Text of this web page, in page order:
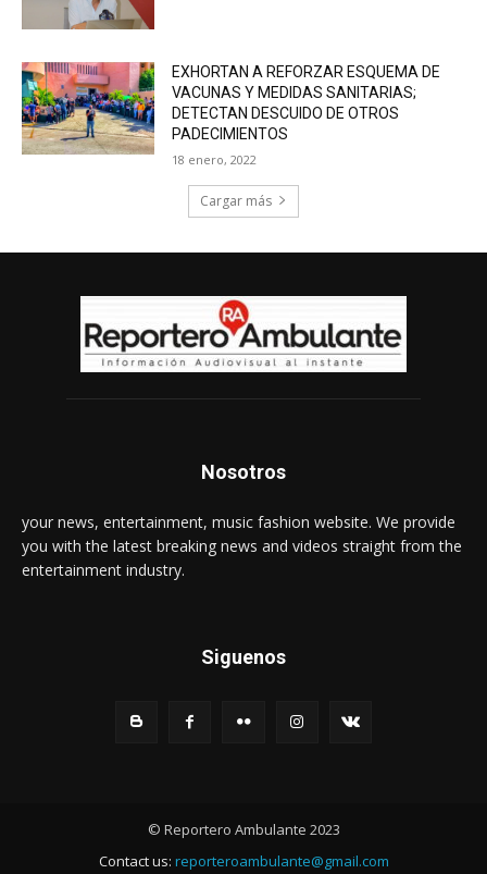
EXHORTAN A REFORZAR ESQUEMA DE
VACUNAS Y MEDIDAS SANITARIAS;
DETECTAN DESCUIDO DE OTROS
PADECIMIENTOS
18 enero, 2022
Cargar más
Nosotros
your news, entertainment, music fashion website. We provide
you with the latest breaking news and videos straight from the
entertainment industry.
Siguenos
© Reportero Ambulante 2023
Contact us: reporteroambulante@gmail.com